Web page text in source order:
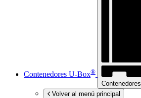
Contenedores U-Box®
Contenedores
Volver al menú principal